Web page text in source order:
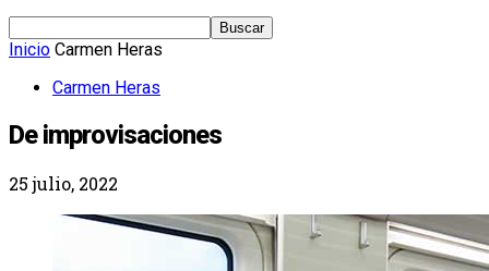
Inicio Carmen Heras
Carmen Heras
De improvisaciones
25 julio, 2022